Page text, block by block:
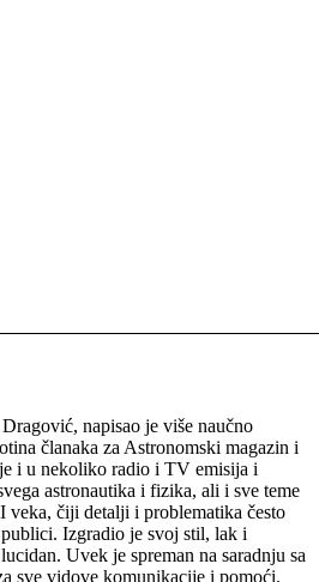
napisao je više naučno
članaka za Astronomski magazin i
i u nekoliko radio i TV emisija i
astronautika i fizika, ali i sve teme
veka, čiji detalji i problematika često
Izgradio je svoj stil, lak i
Uvek je spreman na saradnju sa
sve vidove komunikacije i pomoći.